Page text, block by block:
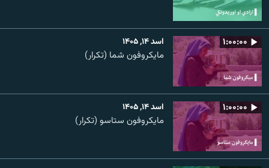
۱:۰۰:۰۰ اسد ۱۴, ۱۴۰۵
مایکروفون شما (تکرار)
۱:۰۰:۰۰ اسد ۱۴, ۱۴۰۵
مایکروفون ستاسو (تکرار)